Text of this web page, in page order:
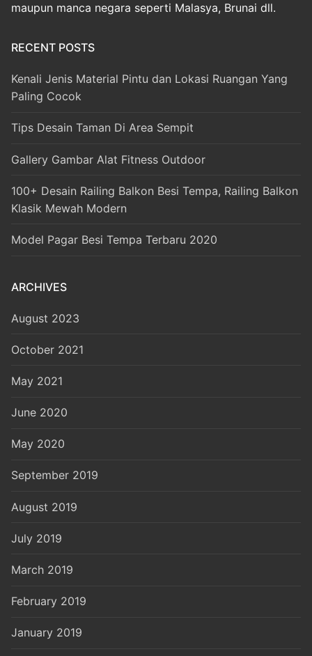
maupun manca negara seperti Malasya, Brunai dll.
RECENT POSTS
Kenali Jenis Material Pintu dan Lokasi Ruangan Yang
Paling Cocok
Tips Desain Taman Di Area Sempit
Gallery Gambar Alat Fitness Outdoor
100+ Desain Railing Balkon Besi Tempa, Railing Balkon
Klasik Mewah Modern
Model Pagar Besi Tempa Terbaru 2020
ARCHIVES
August 2023
October 2021
May 2021
June 2020
May 2020
September 2019
August 2019
July 2019
March 2019
February 2019
January 2019